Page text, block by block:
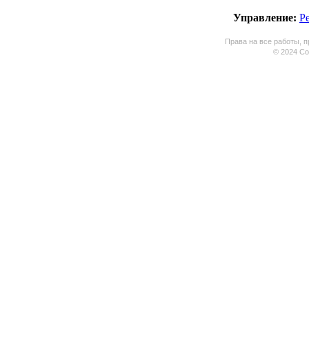
Управление:
Права на все работы,
© 2024